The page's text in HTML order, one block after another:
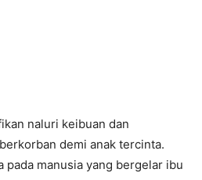
naluri keibuan dan
demi anak tercinta.
pada manusia yang bergelar ibu